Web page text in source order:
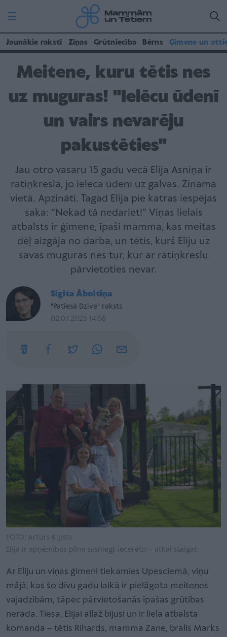
Jaunākie raksti Ziņas Grūtniecība Bērns Ģimene un
Meitene, kuru tētis nes
uz muguras! "Ielēcu ūdenī
un vairs nevarēju
pakustēties"
Jau otro vasaru 15 gadu vecā Elija Asniņa ir
ratiņkrēslā, jo ielēca ūdenī uz galvas. Zināmā
vietā. Apzināti. Tagad Elija pie katras iespējas
saka: “Nekad tā nedariet!” Viņas lielais
atbalsts ir ģimene, īpaši mamma, kas meitas
dēļ aizgāja no darba, un tētis, kurš Eliju uz
savas muguras nes tur, kur ar ratiņkrēslu
pārvietoties nevar.
Sigita Āboltiņa
"Patiesā Dzīve" raksts
02.07.2025 14:58
FOTO: Artūrs Ķipsts
Elija ir apņēmības pilna sasniegt iecerēto – atkal staigāt.
Ar Eliju un viņas ģimeni tiekamies Upesciemā, viņu
mājā, kas šo divu gadu laikā ir pielāgota meitenes
vajadzībām, tāpēc pārvietošanās īpašas grūtības
nerada. Tiesa, Elijai allaž bijusi un ir liela atbalsta
komanda – tētis Rihards, mamma Zane, brālis Marks